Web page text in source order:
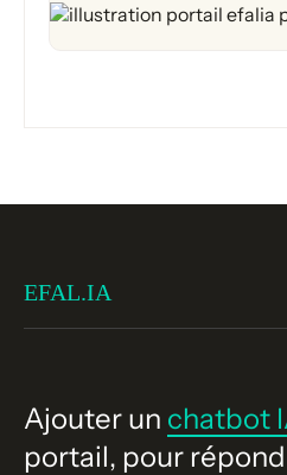
EFAL.IA
Ajouter un chatbot
portail, pour